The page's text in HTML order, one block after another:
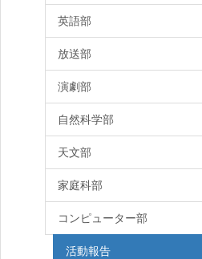
英語部
放送部
演劇部
自然科学部
天文部
家庭科部
コンピューター部
活動報告